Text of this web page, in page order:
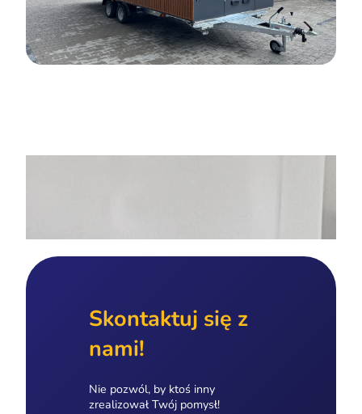
Skontaktuj się z
nami!
Nie pozwól, by ktoś inny
zrealizował Twój pomysł!